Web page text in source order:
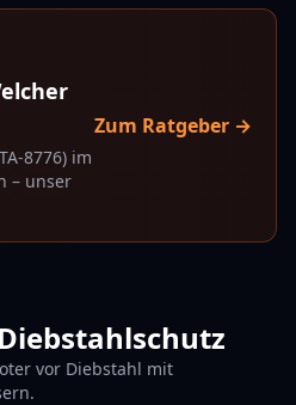
8776) im
– unser
Zum Ratgeber →
vor Diebstahl mit